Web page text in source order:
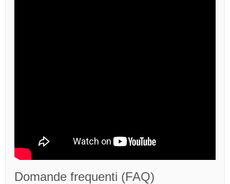
Domande frequenti (FAQ)